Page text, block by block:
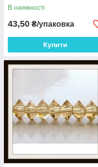
В наявності
43,50 ₴/упаковка
Купити